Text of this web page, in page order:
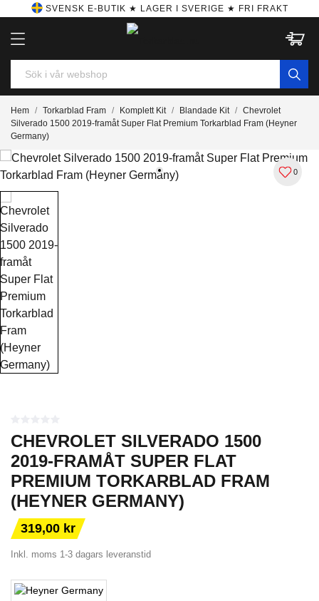
SVENSK E-BUTIK ★ LAGER I SVERIGE ★ FRI FRAKT
Hem Torkarblad Fram Komplett Kit Blandade Kit
Chevrolet
Silverado 1500 2019-framåt Super Flat Premium Torkarblad Fram (Heyner
Germany)
0
CHEVROLET SILVERADO 1500
2019-FRAMÅT SUPER FLAT
PREMIUM TORKARBLAD FRAM
(HEYNER GERMANY)
319,00 kr
Inkl. moms 1-3 dagars leveranstid